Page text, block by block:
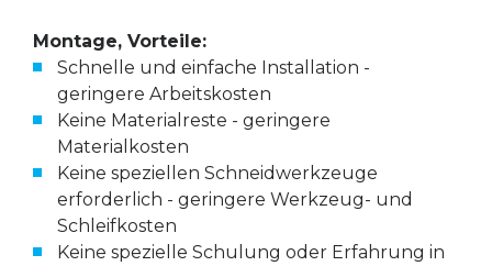
Montage, Vorteile:
Schnelle und einfache Installation -
geringere Arbeitskosten
Keine Materialreste - geringere
Materialkosten
Keine speziellen Schneidwerkzeuge
erforderlich - geringere Werkzeug- und
Schleifkosten
Keine spezielle Schulung oder Erfahrung in